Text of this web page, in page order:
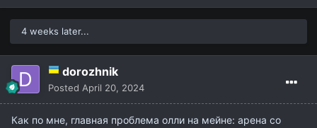
Воскресение реализовать, было бы ажиотажно.
4 weeks later...
dorozhnik
Posted April 20, 2024
Как по мне, главная проблема олли на мейне: арена со